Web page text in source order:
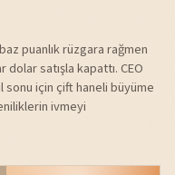
puanlık rüzgara rağmen
satışla kapattı. CEO
sonu için çift haneli büyüme
ivmeyi